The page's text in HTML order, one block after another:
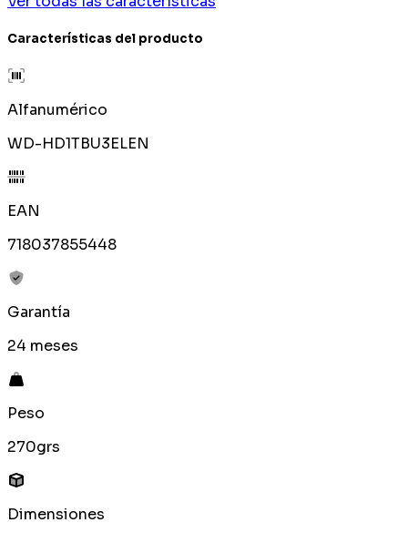
Características del producto
Alfanumérico
WD-HD1TBU3ELEN
EAN
718037855448
Garantía
24 meses
Peso
270grs
Dimensiones